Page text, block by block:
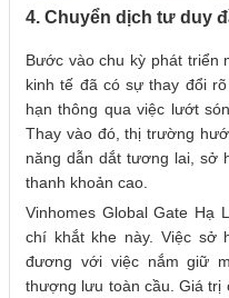
4. Chuyển dịch tư duy
Bước vào chu kỳ phát triển
kinh tế đã có sự thay đổi
hạn thông qua việc lướt
Thay vào đó, thị trường
năng dẫn dắt tương lai, sở
thanh khoản cao.
Vinhomes Global Gate Hạ
chí khắt khe này. Việc sở
đương với việc nắm giữ
thượng lưu toàn cầu. Giá trị